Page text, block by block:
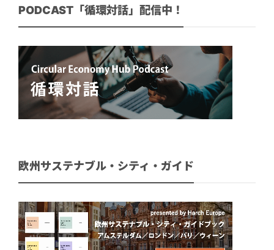
PODCAST「循環対話」配信中！
欧州サステナブル・シティ・ガイド